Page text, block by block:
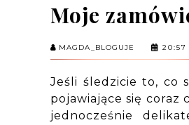
Moje
MAGDA_BLOGUJE 20:57
Jeśli śledzicie to, co
pojawiające się coraz
jednocześnie